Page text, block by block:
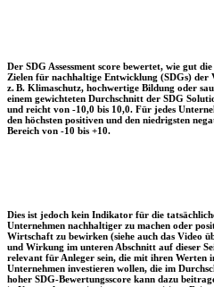
Der SDG Assessment score bewertet, wie gut
Zielen für nachhaltige Entwicklung (SDGs) der
z. B. Klimaschutz, hochwertige Bildung oder
einem gewichteten Durchschnitt der SDG
und reicht von -10,0 bis 10,0. Für jedes
den höchsten positiven und den niedrigsten
Bereich von -10 bis +10.
Dies ist jedoch kein Indikator für die
Unternehmen nachhaltiger zu machen oder
Wirtschaft zu bewirken (siehe auch das Video
und Wirkung im unteren Abschnitt auf dieser
relevant für Anleger sein, die mit ihren Werten
Unternehmen investieren wollen, die im
hoher SDG-Bewertungsscore kann dazu